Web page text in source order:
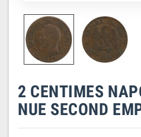
2 CENTIMES
NUE SECOND